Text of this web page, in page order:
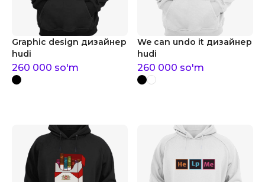
Graphic design дизайнер
hudi
260 000 so'm
We can undo it дизайнер
hudi
260 000 so'm